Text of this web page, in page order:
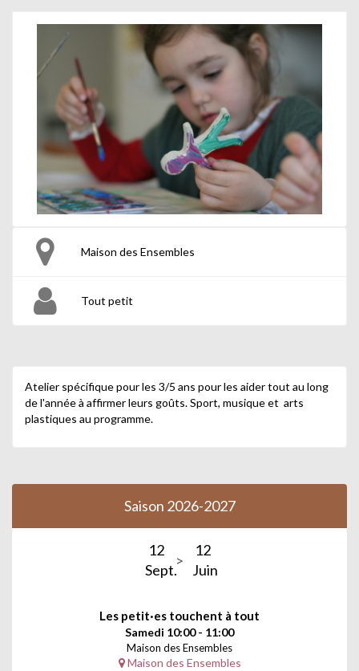
Maison des Ensembles
Tout petit
Atelier spécifique pour les 3/5 ans pour les aider tout au long
de l'année à affirmer leurs goûts. Sport, musique et arts
plastiques au programme.
Saison 2026-2027
12
Sept.
12
Juin
Les petit·es touchent à tout
Samedi 10:00 - 11:00
Maison des Ensembles
Maison des Ensembles